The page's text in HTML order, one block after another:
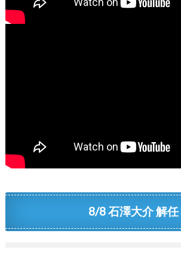
8/8 石澤大介 解任